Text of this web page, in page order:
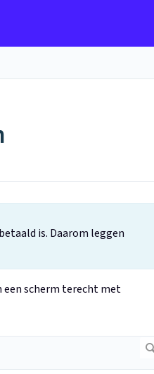
is. Daarom leggen
een scherm terecht met